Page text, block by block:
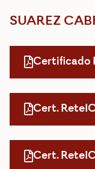
SUAREZ
Certificado
Cert.
Cert.